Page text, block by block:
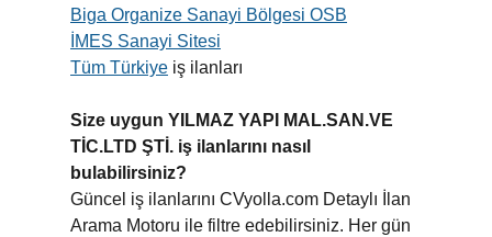
Biga Organize Sanayi Bölgesi OSB
İMES Sanayi Sitesi
Tüm Türkiye iş ilanları
Size uygun YILMAZ YAPI MAL.SAN.VE
TİC.LTD ŞTİ. iş ilanlarını nasıl
bulabilirsiniz?
Güncel iş ilanlarını CVyolla.com Detaylı İlan
Arama Motoru ile filtre edebilirsiniz. Her gün